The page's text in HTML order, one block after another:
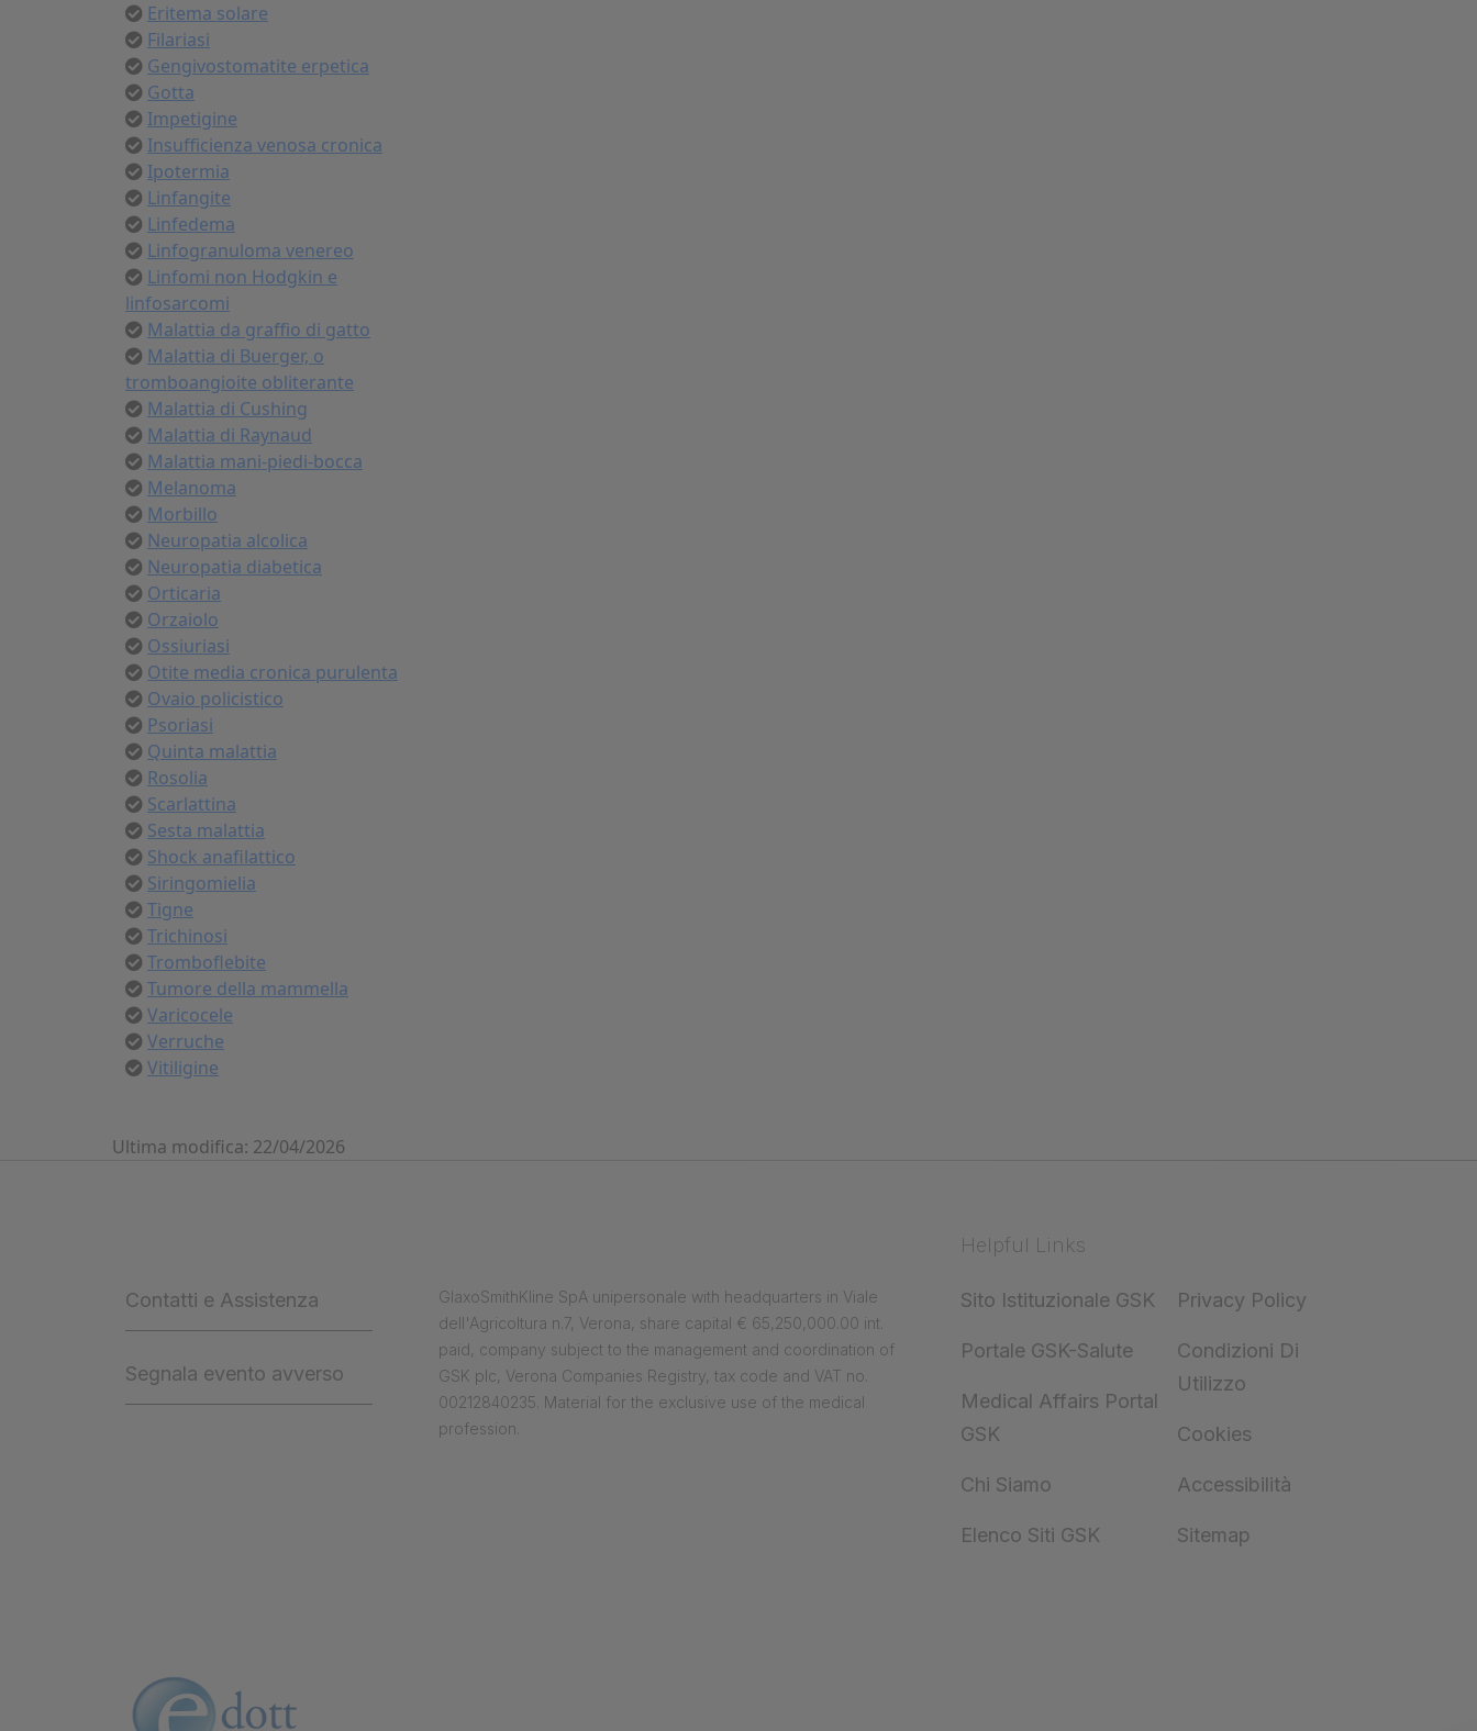
Eritema solare
Filariasi
Gengivostomatite erpetica
Gotta
Impetigine
Insufficienza venosa cronica
Ipotermia
Linfangite
Linfedema
Linfogranuloma venereo
Linfomi non Hodgkin e
linfosarcomi
Malattia da graffio di gatto
Malattia di Buerger, o
tromboangioite obliterante
Malattia di Cushing
Malattia di Raynaud
Malattia mani-piedi-bocca
Melanoma
Morbillo
Neuropatia alcolica
Neuropatia diabetica
Orticaria
Orzaiolo
Ossiuriasi
Otite media cronica purulenta
Ovaio policistico
Psoriasi
Quinta malattia
Rosolia
Scarlattina
Sesta malattia
Shock anafilattico
Siringomielia
Tigne
Trichinosi
Tromboflebite
Tumore della mammella
Varicocele
Verruche
Vitiligine
Ultima modifica: 22/04/2026
Helpful Links
Contatti e Assistenza
Segnala evento avverso
GlaxoSmithKline SpA unipersonale with headquarters in Viale
dell'Agricoltura n.7, Verona, share capital € 65,250,000.00 int.
paid, company subject to the management and coordination of
GSK plc, Verona Companies Registry, tax code and VAT no.
00212840235. Material for the exclusive use of the medical
profession.
Sito Istituzionale GSK
Portale GSK-Salute
Medical Affairs Portal
GSK
Chi Siamo
Elenco Siti GSK
Privacy Policy
Condizioni Di
Utilizzo
Cookies
Accessibilità
Sitemap